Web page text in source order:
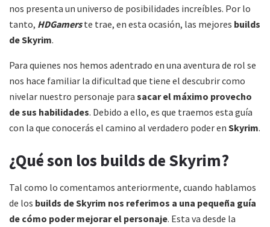
nos presenta un universo de posibilidades increíbles. Por lo
tanto, HDGamerste trae, en esta ocasión, las mejores builds
de Skyrim.
Para quienes nos hemos adentrado en una aventura de rol se
nos hace familiar la dificultad que tiene el descubrir como
nivelar nuestro personaje para sacar el máximo provecho
de sus habilidades. Debido a ello, es que traemos esta guía
con la que conocerás el camino al verdadero poder en Skyrim.
¿Qué son los builds de Skyrim?
Tal como lo comentamos anteriormente, cuando hablamos
de los builds de Skyrim nos referimos a una pequeña guía
de cómo poder mejorar el personaje. Esta va desde la